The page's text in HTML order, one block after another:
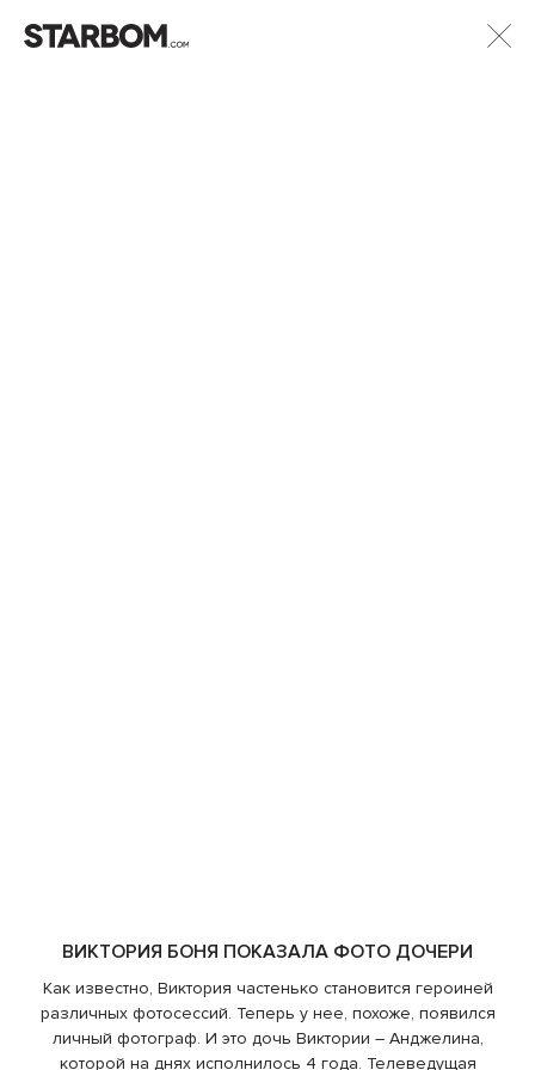
ВИКТОРИЯ БОНЯ ПОКАЗАЛА ФОТО ДОЧЕРИ
Как известно, Виктория частенько становится героиней
различных фотосессий. Теперь у нее, похоже, появился
личный фотограф. И это дочь Виктории – Анджелина,
которой на днях исполнилось 4 года. Телеведущая